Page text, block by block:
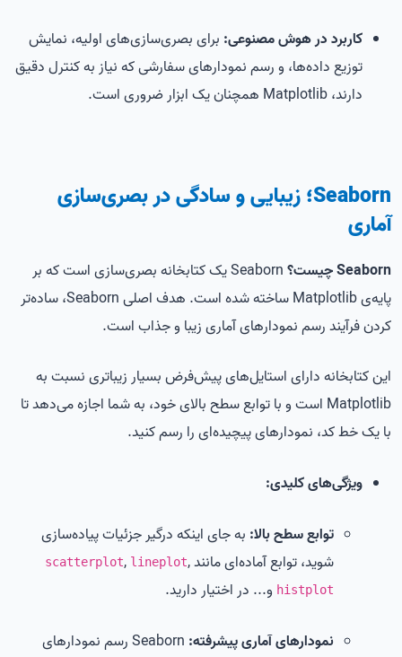
کاربرد در هوش مصنوعی: برای بصری‌سازی‌های اولیه، نمایش
توزیع داده‌ها، و رسم نمودارهای سفارشی که نیاز به کنترل دقیق
دارند، Matplotlib همچنان یک ابزار ضروری است.
Seaborn؛ زیبایی و سادگی در بصری‌سازی
آماری
Seaborn چیست؟
Seaborn یک کتابخانه بصری‌سازی است که بر
پایه‌ی Matplotlib ساخته شده است. هدف اصلی Seaborn، ساده‌تر
کردن فرآیند رسم نمودارهای آماری زیبا و جذاب است.
این کتابخانه دارای استایل‌های پیش‌فرض بسیار زیباتری نسبت به
Matplotlib است و با توابع سطح بالای خود، به شما اجازه می‌دهد تا
با یک خط کد، نمودارهای پیچیده‌ای را رسم کنید.
ویژگی‌های کلیدی:
توابع سطح بالا: به جای اینکه درگیر جزئیات پیاده‌سازی
شوید، توابع آماده‌ای مانند
scatterplot, lineplot,
histplot و... در اختیار دارید.
نمودارهای آماری پیشرفته:
Seaborn رسم نمودارهای